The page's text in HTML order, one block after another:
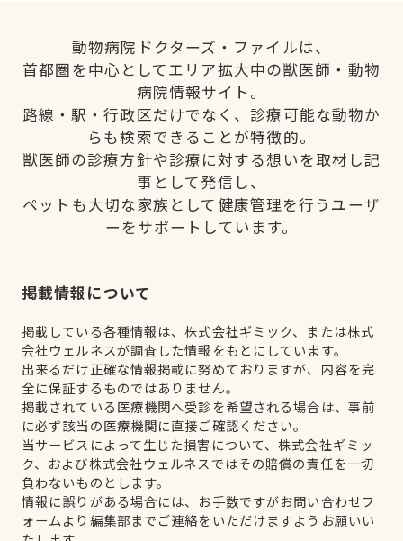
動物病院ドクターズ・ファイルは、
首都圏を中心としてエリア拡大中の獣医師・動物
病院情報サイト。
路線・駅・行政区だけでなく、診療可能な動物か
らも検索できることが特徴的。
獣医師の診療方針や診療に対する想いを取材し記
事として発信し、
ペットも大切な家族として健康管理を行うユーザ
ーをサポートしています。
掲載情報について
掲載している各種情報は、株式会社ギミック、または株式
会社ウェルネスが調査した情報をもとにしています。
出来るだけ正確な情報掲載に努めておりますが、内容を完
全に保証するものではありません。
掲載されている医療機関へ受診を希望される場合は、事前
に必ず該当の医療機関に直接ご確認ください。
当サービスによって生じた損害について、株式会社ギミッ
ク、および株式会社ウェルネスではその賠償の責任を一切
負わないものとします。
情報に誤りがある場合には、お手数ですがお問い合わせフ
ォームより編集部までご連絡をいただけますようお願いい